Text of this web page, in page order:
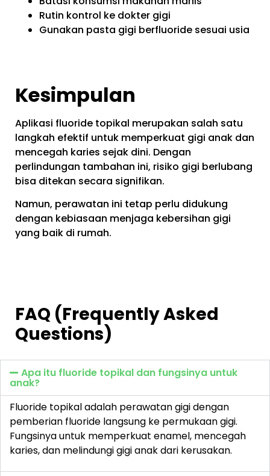
Rutin kontrol ke dokter gigi
Gunakan pasta gigi berfluoride sesuai usia
Kesimpulan
Aplikasi fluoride topikal merupakan salah satu
langkah efektif untuk memperkuat gigi anak dan
mencegah karies sejak dini. Dengan
perlindungan tambahan ini, risiko gigi berlubang
bisa ditekan secara signifikan.
Namun, perawatan ini tetap perlu didukung
dengan kebiasaan menjaga kebersihan gigi
yang baik di rumah.
FAQ (Frequently Asked
Questions)
Apa itu fluoride topikal dan fungsinya untuk
anak?
Fluoride topikal adalah perawatan gigi dengan
pemberian fluoride langsung ke permukaan gigi.
Fungsinya untuk memperkuat enamel, mencegah
karies, dan melindungi gigi anak dari kerusakan.